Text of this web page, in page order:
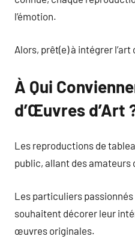
l’émotion.
Alors, prêt(e) à intégrer
À Qui
d’Œuvres d’Art
Les reproductions de
public, allant des amateurs
Les particuliers passionnés
souhaitent décorer leur
œuvres originales.